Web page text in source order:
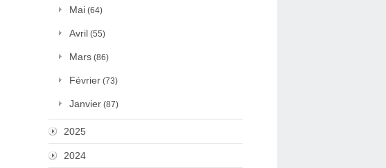
Mai (64)
Avril (55)
Mars (86)
Février (73)
Janvier (87)
2025
2024